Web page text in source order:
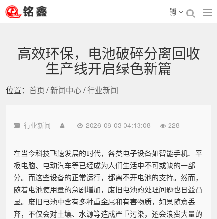
高效环保，电池破碎分离回收
生产线开启绿色新篇
位置： 首页 /新闻中心/行业新闻
行业新闻 2026-06-03 04:13:08 228
在当今科技飞速发展的时代，各类电子设备如智能手机、平
板电脑、电动汽车等已经成为人们生活中不可或缺的一部
分。而这些设备的正常运行，都离不开电池的支持。然而，
随着电池使用量的急剧增加，废旧电池的处理问题也日益凸
显。废旧电池中含有多种重金属和有害物质，如果随意丢
弃，不仅会对土壤、水源等造成严重污染，还会浪费大量的